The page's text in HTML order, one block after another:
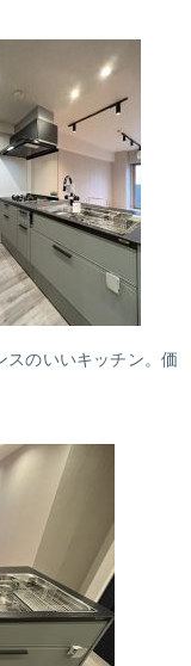
のいいキッチン。価